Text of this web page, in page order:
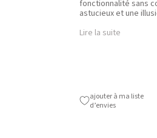
fonctionnalité sans
astucieux et une
Lire la suite
ajouter à ma liste
d’envies